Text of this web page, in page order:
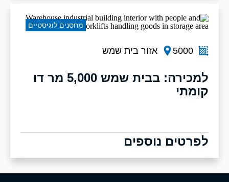
5000 אזור בית שמש
למכירה: בבית שמש 5,000 מר דו
קומתי
לפרטים נוספים
מחסנים לוגיסטיים